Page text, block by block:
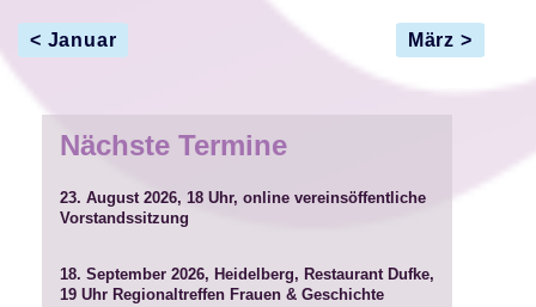
< Januar März >
Nächste Termine
23. August 2026, 18 Uhr, online vereinsöffentliche
Vorstandssitzung
18. September 2026, Heidelberg, Restaurant Dufke,
19 Uhr Regionaltreffen Frauen & Geschichte